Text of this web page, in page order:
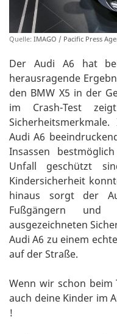
Quelle: IMAGO / Pacific Press
Der Audi A6 hat
herausragende
den BMW X5 in der
im Crash-Test
Audi A6
Insassen
Unfall geschützt
Kindersicherheit
hinaus sorgt der
Fußgängern
ausgezeichneten
Audi A6 zu einem
auf der Straße.
Wenn wir schon beim
auch deine Kinder im
!